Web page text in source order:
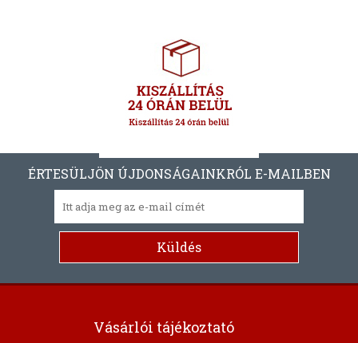
ÉRTESÜLJÖN ÚJDONSÁGAINKRÓL E-MAILBEN
Vásárlói tájékoztató